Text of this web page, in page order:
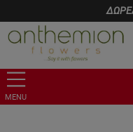
MENU